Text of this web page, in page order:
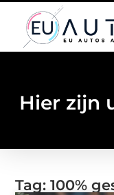
Hier zijn
Tag: 100%